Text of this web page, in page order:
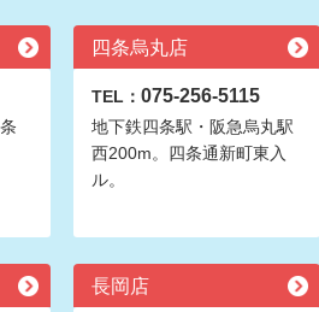
四条烏丸店
TEL： 075-256-5115
地下鉄四条駅・阪急烏丸駅
西200m。四条通新町東入
ル。
長岡店